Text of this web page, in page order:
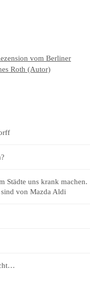
vom Berliner
Roth (Autor)
Städte uns krank machen.
von Mazda Aldi